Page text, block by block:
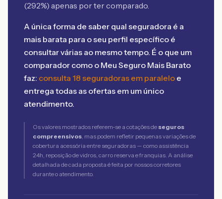
(292%) apenas por ter comparado.
A única forma de saber qual seguradora é a
mais barata para o seu perfil específico é
consultar várias ao mesmo tempo. É o que um
comparador como o Meu Seguro Mais Barato
faz: consulta 18 seguradoras em paralelo e
entrega todas as ofertas em um único
atendimento.
Os valores mostrados referem-se a cotações de seguros
compreensivos, mas podem refletir pequenas variações de
cobertura acessória entre seguradoras — como assistência
24h, reposição de vidros, carro reserva e franquias. A análise
detalhada de cada proposta é feita por nossos corretores
durante o atendimento.